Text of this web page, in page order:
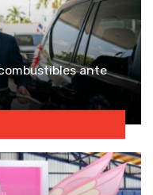
ante